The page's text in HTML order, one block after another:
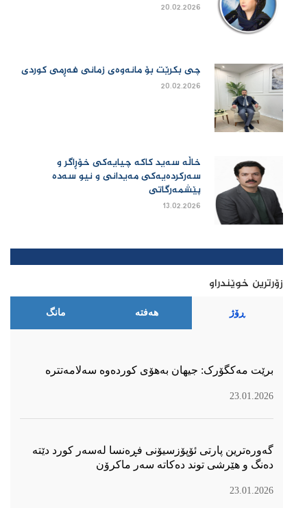
20.02.2026
چی بكرێت بۆ مانەوەی زمانی فەڕمی كوردی
20.02.2026
خاڵە سەید کاکە چیایەکی خۆڕاگر و
سەرکردەیەکی مەیدانی و نیو سەدە
پێشمەرگاتی
13.02.2026
زۆرترین خوێندراو
ڕۆژ هەفتە مانگ
برێت مەکگۆرک: جیهان بەهۆی کوردەوە سەلامەتترە
23.01.2026
گەورەترین پارتی ئۆپۆزسیۆنی فڕەنسا لەسەر كورد دێتە
دەنگ و هێرشی توند دەكاتە سەر ماكرۆن
23.01.2026